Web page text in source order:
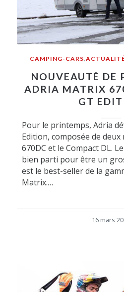
CAMPING-CARS
NOUVEAUTÉ DE
ADRIA MATRIX
GT
Pour le printemps, Adria
Edition, composée de
670DC et le Compact DL.
bien parti pour être un
est le best-seller de la
Matrix.…
16 mars